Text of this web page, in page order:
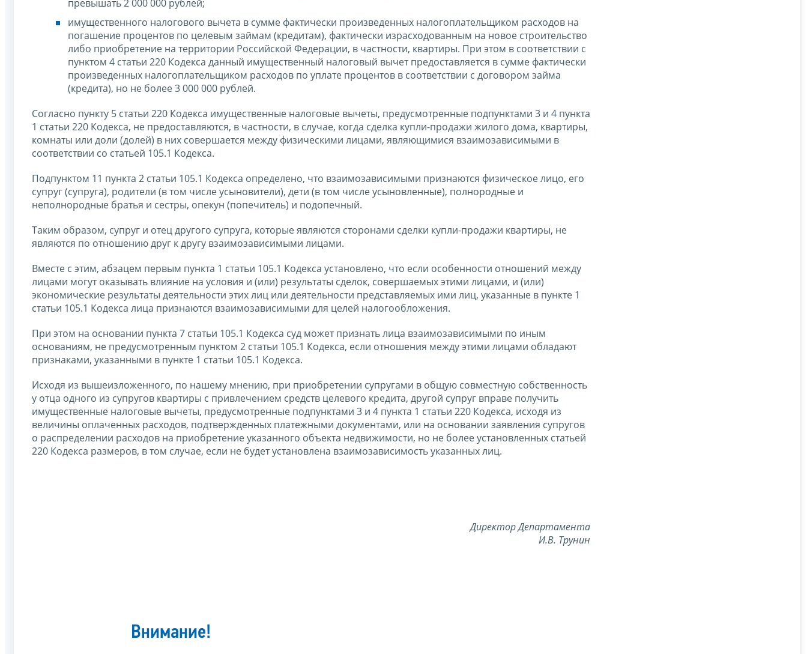
превышать 2 000 000 рублей;
имущественного налогового вычета в сумме фактически произведенных налогоплательщиком расходов на
погашение процентов по целевым займам (кредитам), фактически израсходованным на новое строительство
либо приобретение на территории Российской Федерации, в частности, квартиры. При этом в соответствии с
пунктом 4 статьи 220 Кодекса данный имущественный налоговый вычет предоставляется в сумме фактически
произведенных налогоплательщиком расходов по уплате процентов в соответствии с договором займа
(кредита), но не более 3 000 000 рублей.
Согласно пункту 5 статьи 220 Кодекса имущественные налоговые вычеты, предусмотренные подпунктами 3 и 4 пункта
1 статьи 220 Кодекса, не предоставляются, в частности, в случае, когда сделка купли-продажи жилого дома, квартиры,
комнаты или доли (долей) в них совершается между физическими лицами, являющимися взаимозависимыми в
соответствии со статьей 105.1 Кодекса.
Подпунктом 11 пункта 2 статьи 105.1 Кодекса определено, что взаимозависимыми признаются физическое лицо, его
супруг (супруга), родители (в том числе усыновители), дети (в том числе усыновленные), полнородные и
неполнородные братья и сестры, опекун (попечитель) и подопечный.
Таким образом, супруг и отец другого супруга, которые являются сторонами сделки купли-продажи квартиры, не
являются по отношению друг к другу взаимозависимыми лицами.
Вместе с этим, абзацем первым пункта 1 статьи 105.1 Кодекса установлено, что если особенности отношений между
лицами могут оказывать влияние на условия и (или) результаты сделок, совершаемых этими лицами, и (или)
экономические результаты деятельности этих лиц или деятельности представляемых ими лиц, указанные в пункте 1
статьи 105.1 Кодекса лица признаются взаимозависимыми для целей налогообложения.
При этом на основании пункта 7 статьи 105.1 Кодекса суд может признать лица взаимозависимыми по иным
основаниям, не предусмотренным пунктом 2 статьи 105.1 Кодекса, если отношения между этими лицами обладают
признаками, указанными в пункте 1 статьи 105.1 Кодекса.
Исходя из вышеизложенного, по нашему мнению, при приобретении супругами в общую совместную собственность
у отца одного из супругов квартиры с привлечением средств целевого кредита, другой супруг вправе получить
имущественные налоговые вычеты, предусмотренные подпунктами 3 и 4 пункта 1 статьи 220 Кодекса, исходя из
величины оплаченных расходов, подтвержденных платежными документами, или на основании заявления супругов
о распределении расходов на приобретение указанного объекта недвижимости, но не более установленных статьей
220 Кодекса размеров, в том случае, если не будет установлена взаимозависимость указанных лиц.
Директор Департамента
И.В. Трунин
Внимание!